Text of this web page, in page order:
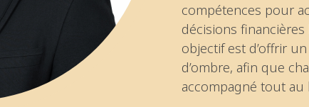
compétences pour
décisions
objectif est d’offrir
d’ombre, afin que
accompagné tout